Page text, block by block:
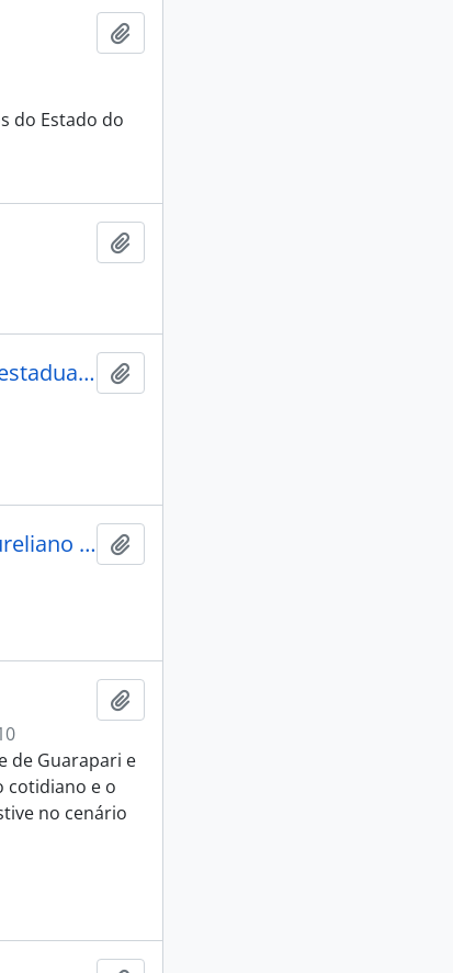
do Estado do
Construção do prédio agência da fazenda estadual Anchieta
Governador Elcio Alvares e Governador Aureliano Chaves MG visitam a Samarco Mineração S/A, Anchieta
de Guarapari e
cotidiano e o
no cenário